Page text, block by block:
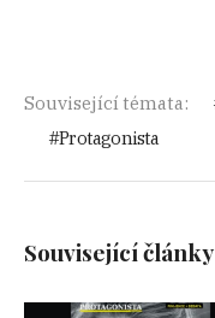
Související témata:
Protagonista
Související články